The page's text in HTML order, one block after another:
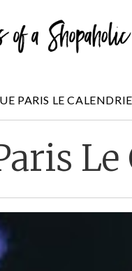
PARIS LE